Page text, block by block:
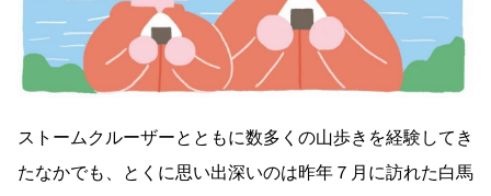
ストームクルーザーとともに数多くの山歩きを経験してき
たなかでも、とくに思い出深いのは昨年７月に訪れた白馬